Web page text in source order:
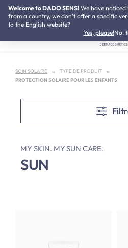
Passer au contenu principal
Welcome to DADO SENS! We have
from a country, we don't offer a specific
to the English website?
Yes, please!No,
NOVEAU :Kit de
SOIN SOLAIRE
TYPE DE PRODUIT
PROTECTION SOLAIRE POUR LES ENFANTS
MY SKIN. MY SUN CARE.
SUN